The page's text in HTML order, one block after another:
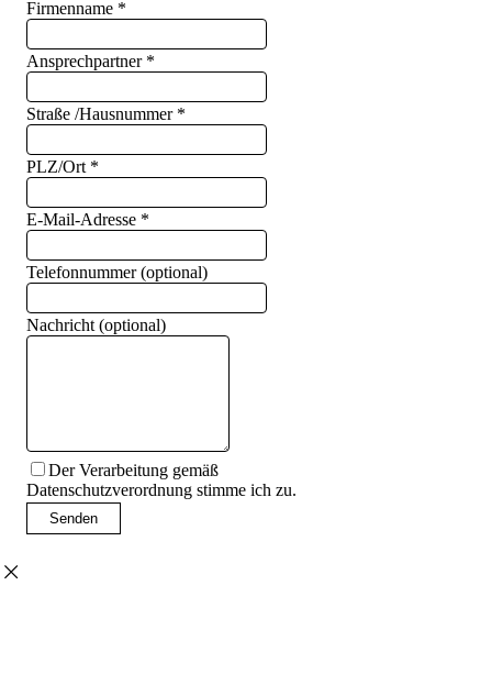
Firmenname *
Ansprechpartner *
Straße /Hausnummer *
PLZ/Ort *
E-Mail-Adresse *
Telefonnummer (optional)
Nachricht (optional)
Der Verarbeitung gemäß
Datenschutzverordnung stimme ich zu.
Senden